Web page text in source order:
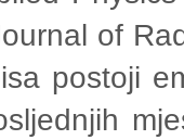
of
postoji